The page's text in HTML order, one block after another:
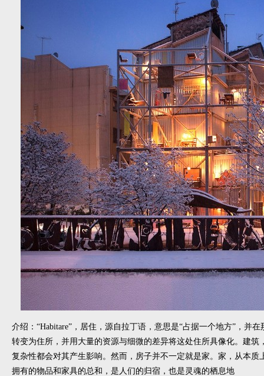
介绍：“Habitare”，居住，源自拉丁语，意思是“占据一个地方”，并
转变为住所，并用大量的资源与细微的差异将这处住所具像化。建
复杂性都会对其产生影响。然而，房子并不一定就是家。家，从本
拥有的物品和家具的总和，是人们的归宿，也是灵魂的栖息地